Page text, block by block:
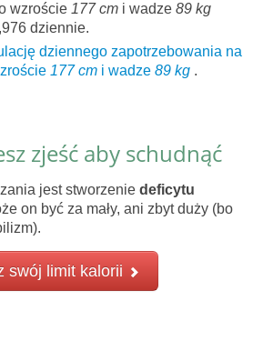
wzroście 177 cm i wadze 89 kg
dziennie.
dziennego zapotrzebowania na
177 cm i wadze 89 kg .
zjeść aby schudnąć
jest stworzenie deficytu
on być za mały, ani zbyt duży (bo
swój limit kalorii